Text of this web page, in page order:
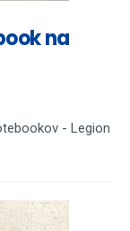
na
- Legion